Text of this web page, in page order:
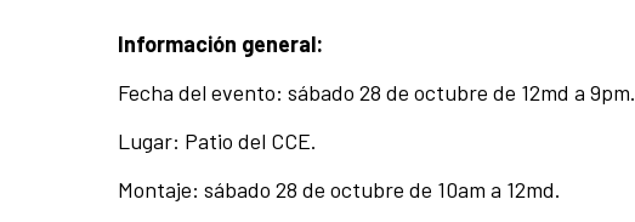
Información general:
Fecha del evento: sábado 28 de octubre de 12md a 9pm.
Lugar: Patio del CCE.
Montaje: sábado 28 de octubre de 10am a 12md.